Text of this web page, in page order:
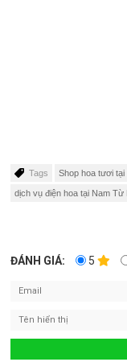
Tags Shop hoa tươi
dịch vụ điện hoa tại Nam Từ
ĐÁNH GIÁ: 5